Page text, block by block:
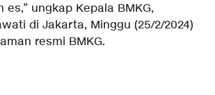
ungkap Kepala BMKG,
di Jakarta, Minggu (25/2/2024)
resmi BMKG.